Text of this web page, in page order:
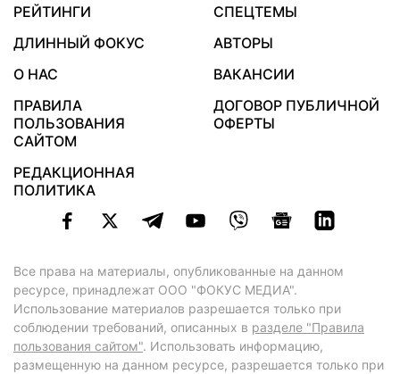
РЕЙТИНГИ
СПЕЦТЕМЫ
ДЛИННЫЙ ФОКУС
АВТОРЫ
О НАС
ВАКАНСИИ
ПРАВИЛА
ПОЛЬЗОВАНИЯ
САЙТОМ
ДОГОВОР ПУБЛИЧНОЙ
ОФЕРТЫ
РЕДАКЦИОННАЯ
ПОЛИТИКА
Все права на материалы, опубликованные на данном
ресурсе, принадлежат ООО "ФОКУС МЕДИА".
Использование материалов разрешается только при
соблюдении требований, описанных в разделе "Правила
пользования сайтом". Использовать информацию,
размещенную на данном ресурсе, разрешается только при